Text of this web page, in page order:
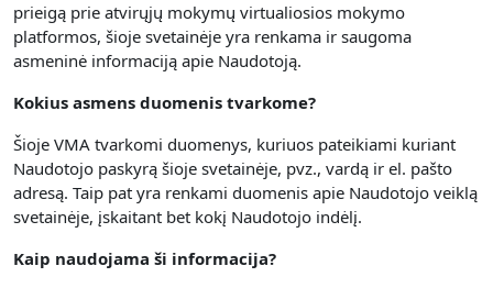
prieigą prie atvirųjų mokymų virtualiosios mokymo
platformos, šioje svetainėje yra renkama ir saugoma
asmeninė informaciją apie Naudotoją.
Kokius asmens duomenis tvarkome?
Šioje VMA tvarkomi duomenys, kuriuos pateikiami kuriant
Naudotojo paskyrą šioje svetainėje, pvz., vardą ir el. pašto
adresą. Taip pat yra renkami duomenis apie Naudotojo veiklą
svetainėje, įskaitant bet kokį Naudotojo indėlį.
Kaip naudojama ši informacija?